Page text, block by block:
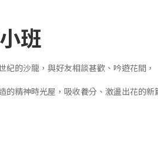
班
紀的沙龍，與好友相談甚歡、吟遊花間，
的精神時光屋，吸收養分、激盪出花的新